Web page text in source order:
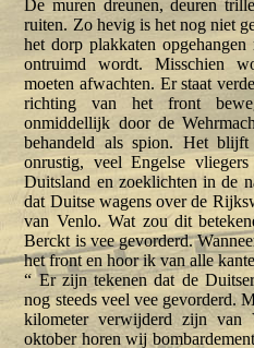
De muren dreunen, deuren
ruiten. Zo hevig is het nog niet
het dorp plakkaten
ontruimd wordt. Misschien
moeten afwachten. Er staat
richting van het front
onmiddellijk door de
behandeld als spion. Het
onrustig, veel Engelse
Duitsland en zoeklichten in de
dat Duitse wagens over de
van Venlo. Wat zou dit
Berckt is vee gevorderd.
het front en hoor ik van alle
“ Er zijn tekenen dat de
nog steeds veel vee gevorderd.
kilometer verwijderd zijn van
oktober horen wij